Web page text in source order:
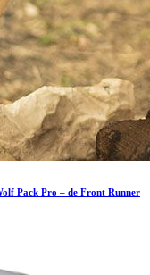
Pack Pro – de Front Runner